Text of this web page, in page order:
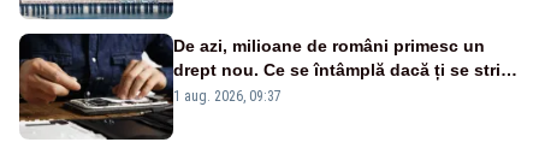
De azi, milioane de români primesc un
drept nou. Ce se întâmplă dacă ți se strică
un produs
1 aug. 2026, 09:37